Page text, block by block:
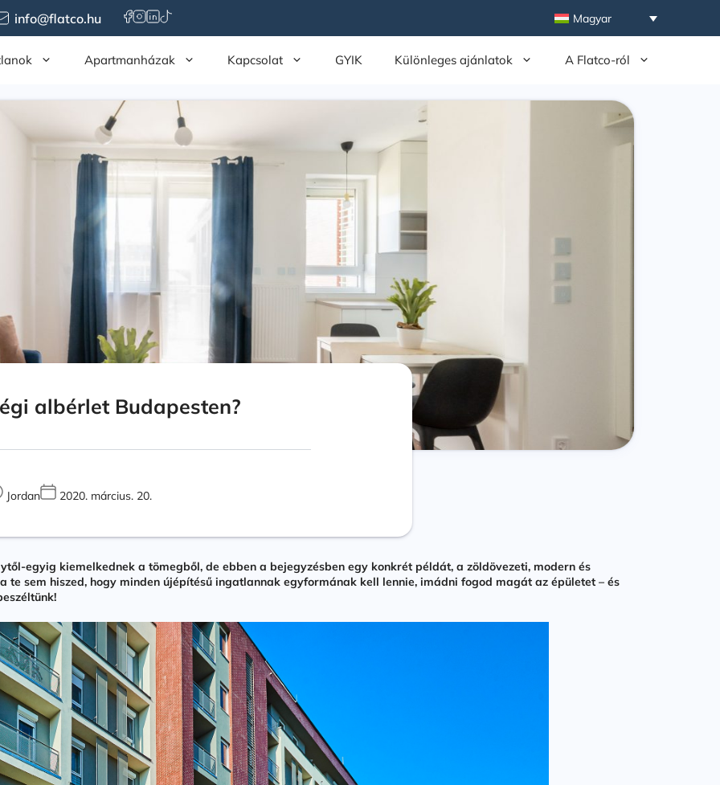
info@flatco.hu Magyar
Apartmanházak Kapcsolat GYIK Különleges ajánlatok A Flatco-ról
albérlet Budapesten?
Jordan 2020. március. 20.
egyig kiemelkednek a tömegből, de ebben a bejegyzésben egy konkrét példát, a zöldövezeti, modern és
te sem hiszed, hogy minden újépítésű ingatlannak egyformának kell lennie, imádni fogod magát az épületet – és